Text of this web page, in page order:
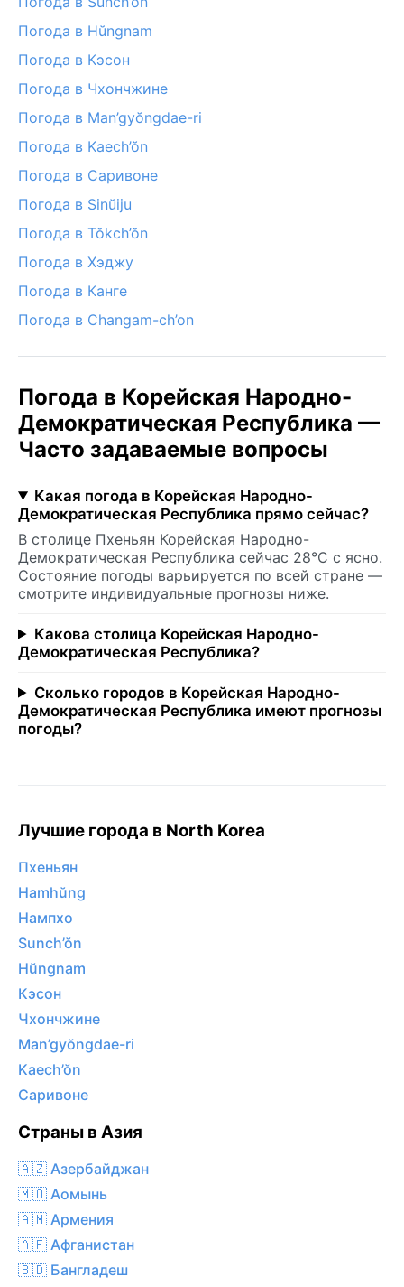
Погода в Hŭngnam
Погода в Кэсон
Погода в Чхончжине
Погода в Man’gyŏngdae-ri
Погода в Kaech’ŏn
Погода в Саривоне
Погода в Sinŭiju
Погода в Tŏkch’ŏn
Погода в Хэджу
Погода в Канге
Погода в Changam-ch’on
Погода в Корейская Народно-
Демократическая Республика —
Часто задаваемые вопросы
Какая погода в Корейская Народно-
Демократическая Республика прямо сейчас?
В столице Пхеньян Корейская Народно-
Демократическая Республика сейчас 28°C с ясно.
Состояние погоды варьируется по всей стране —
смотрите индивидуальные прогнозы ниже.
Какова столица Корейская Народно-
Демократическая Республика?
Сколько городов в Корейская Народно-
Демократическая Республика имеют прогнозы
погоды?
Лучшие города в North Korea
Пхеньян
Hamhŭng
Нампхо
Sunch’ŏn
Hŭngnam
Кэсон
Чхончжине
Man’gyŏngdae-ri
Kaech’ŏn
Саривоне
Страны в Азия
🇦🇿 Азербайджан
🇲🇴 Аомынь
🇦🇲 Армения
🇦🇫 Афганистан
🇧🇩 Бангладеш